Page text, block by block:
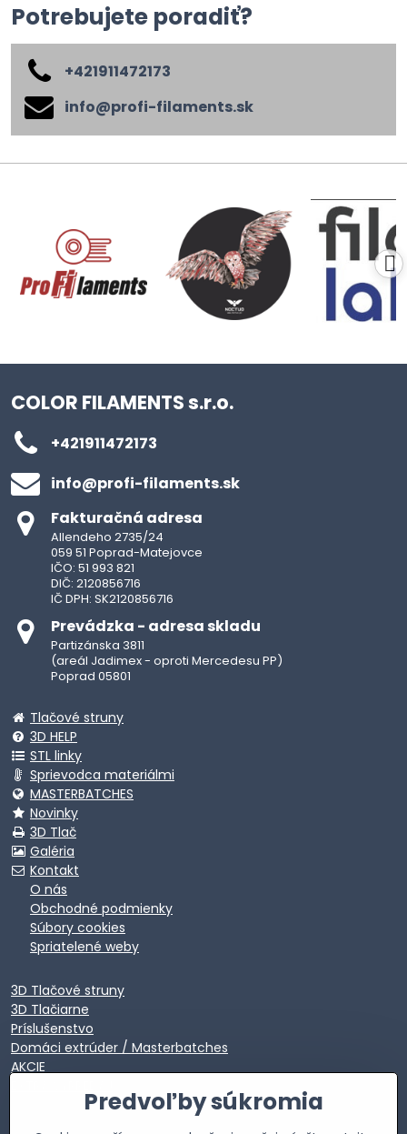
Potrebujete poradiť?
+421911472173
info​@profi-filaments​.sk
COLOR FILAMENTS s.r.o.
+421911472173
info​@profi-filaments​.sk
Fakturačná adresa
Allendeho 2735/24
059 51 Poprad-Matejovce
IČO: 51 993 821
DIČ: 2120856716
IČ DPH: SK2120856716
Prevádzka - adresa skladu
Partizánska 3811
(areál Jadimex - oproti Mercedesu PP)
Poprad 05801
Tlačové struny
3D HELP
STL linky
Sprievodca materiálmi
MASTERBATCHES
Novinky
3D Tlač
Galéria
Kontakt
O nás
Obchodné podmienky
Súbory cookies
Spriatelené weby
3D Tlačové struny
3D Tlačiarne
Príslušenstvo
Domáci extrúder / Masterbatches
AKCIE
Predvoľby súkromia